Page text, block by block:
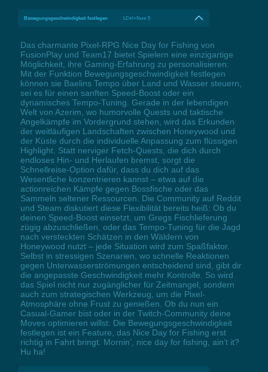
Bewegungsgeschwindigkeit festlegen LCtrl+Num 5
Das charmante Pixel-RPG Nice Day for Fishing von
FusionPlay und Team17 bietet Spielern eine einzigartige
Möglichkeit, ihre Gaming-Erfahrung zu personalisieren:
Mit der Funktion Bewegungsgeschwindigkeit festlegen
können sie Baelins Tempo über Land und Wasser steuern,
sei es für einen sanften Speed-Boost oder ein
dynamisches Tempo-Tuning. Gerade in der lebendigen
Welt von Azerim, wo humorvolle Quests und taktische
Angelkämpfe im Vordergrund stehen, wird das Erkunden
der weitläufigen Landschaften zwischen Honeywood und
der Küste durch die individuelle Anpassung zum flüssigen
Highlight. Statt nerviger Fetch-Quests, die dich durch
endloses Hin- und Herlaufen bremst, sorgt die
Schnellreise-Option dafür, dass du dich auf das
Wesentliche konzentrieren kannst – etwa auf die
actionreichen Kämpfe gegen Bossfische oder das
Sammeln seltener Ressourcen. Die Community auf Reddit
und Steam diskutiert diese Flexibilität bereits heiß: Ob du
deinen Speed-Boost einsetzt, um Gregs Fischlieferung
zügig abzuschließen, oder das Tempo-Tuning für die Jagd
nach versteckten Schätzen in den Wäldern von
Honeywood nutzt – jede Situation wird zum Spaßfaktor.
Selbst in stressigen Szenarien, wo schnelle Reaktionen
gegen Unterwasserströmungen entscheidend sind, gibt dir
die angepasste Geschwindigkeit mehr Kontrolle. So wird
das Spiel nicht nur zugänglicher für Zeitmangel, sondern
auch zum strategischen Werkzeug, um die Pixel-
Atmosphäre ohne Frust zu genießen. Ob du nun ein
Casual-Gamer bist oder in der Twitch-Community deine
Moves optimieren willst: Die Bewegungsgeschwindigkeit
festlegen ist ein Feature, das Nice Day for Fishing erst
richtig in Fahrt bringt. Mornin’, nice day for fishing, ain’t it?
Hu ha!